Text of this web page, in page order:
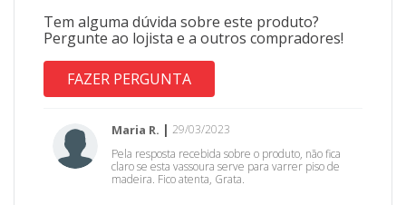
Tem alguma dúvida sobre este produto?
Pergunte ao lojista e a outros compradores!
FAZER PERGUNTA
Maria R.
29/03/2023
Pela resposta recebida sobre o produto, não fica
claro se esta vassoura serve para varrer piso de
madeira. Fico atenta, Grata.